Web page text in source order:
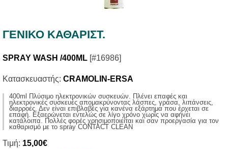
ΓΕΝΙΚΟ ΚΑΘΑΡΙΣΤ.
SPRAY WASH /400ML [#16986]
Κατασκευαστής: CRAMOLIN-ERSA
400ml Πλύσιμο ηλεκτρονικών συσκευών. Πλένει επαφές και
ηλεκτρονικές συσκευές απομακρύνοντας λάσπες, γράσα, λιπάνσεις,
διαρροές. Δεν είναι επιβλαβές για κανένα εξάρτημα που έρχεται σε
επαφή. Εξαερώνεται εντελώς σε λίγο χρόνο χωρίς να αφήνει
κατάλοιπα. Πολλές φορές χρησιμοποιείται και σαν προεργασία για τον
καθαρισμό με το spray CONTACT CLEAN
Τιμή: 15,00€